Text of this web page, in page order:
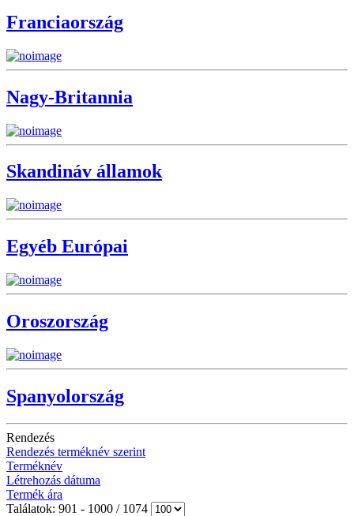
Franciaország
Nagy-Britannia
Skandináv államok
Egyéb Európai
Oroszország
Spanyolország
Rendezés
Rendezés terméknév szerint
Terméknév
Létrehozás dátuma
Termék ára
Találatok: 901 - 1000 / 1074